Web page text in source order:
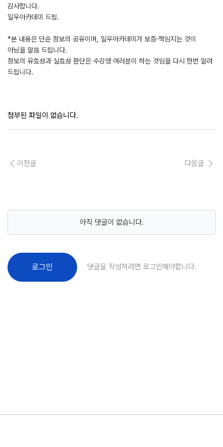
감사합니다.
일우아카데미 드림.
*본 내용은 단순 정보의 공유이며, 일우아카데미가 보증·책임지는 것이
아님을 말씀 드립니다.
정보의 유효성과 실효성 판단은 수강생 여러분이 하는 것임을 다시 한번 알려
드립니다.
첨부된 파일이 없습니다.
이전글 다음글
아직 댓글이 없습니다.
로그인 댓글을 작성하려면 로그인해야합니다.